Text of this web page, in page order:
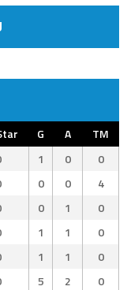
G A
TM
1 0
0
0 0
4
0 1
0
1 1
0
1 1
0
5 2
0